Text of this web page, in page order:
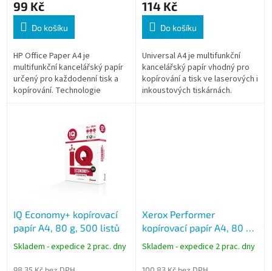
99 Kč
Do košíku
HP Office Paper A4 je
multifunkční kancelářský papír
určený pro každodenní tisk a
kopírování. Technologie
114 Kč
Do košíku
Universal A4 je multifunkční
kancelářský papír vhodný pro
kopírování a tisk ve laserových i
inkoustových tiskárnách.
IQ Economy+ kopírovací
papír A4, 80 g, 500 listů
Skladem - expedice 2 prac. dny
Xerox Performer
kopírovací papír A4, 80 g,
500 listů
Skladem - expedice 2 prac. dny